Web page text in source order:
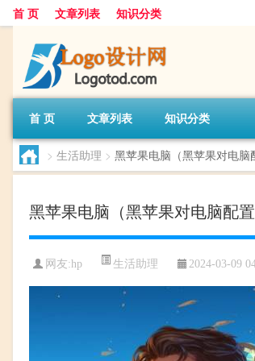
首 页 文章列表 知识分类
首 页 文章列表 知识分类
> 生活助理 > 黑苹果电脑（黑苹果对电脑
黑苹果电脑（黑苹果对电脑配置
网友:hp 生活助理 2024-03-09